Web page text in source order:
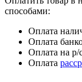
способами:
Оплата
Оплата
Оплата на р/
Оплата